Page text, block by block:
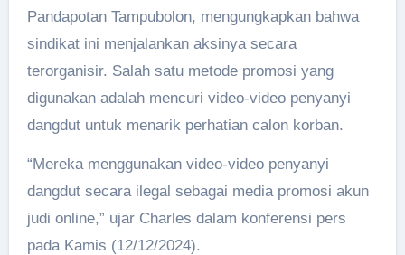
Pandapotan Tampubolon, mengungkapkan bahwa
sindikat ini menjalankan aksinya secara
terorganisir. Salah satu metode promosi yang
digunakan adalah mencuri video-video penyanyi
dangdut untuk menarik perhatian calon korban.
“Mereka menggunakan video-video penyanyi
dangdut secara ilegal sebagai media promosi akun
judi online,” ujar Charles dalam konferensi pers
pada Kamis (12/12/2024).